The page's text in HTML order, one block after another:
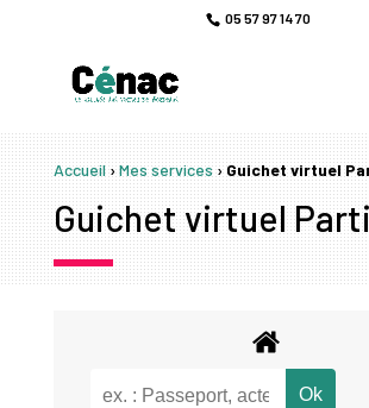
05 57 97 14 70
Accueil›Mes services›Guichet virtuel
Guichet virtuel